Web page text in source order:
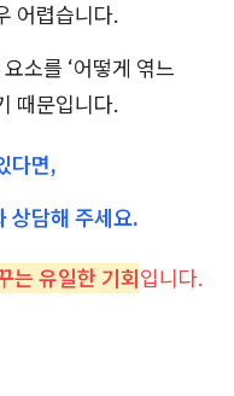
어렵습니다.
소를 ‘어떻게 엮느
때문입니다.
다면,
상담해 주세요.
는 유일한 기회입니다.